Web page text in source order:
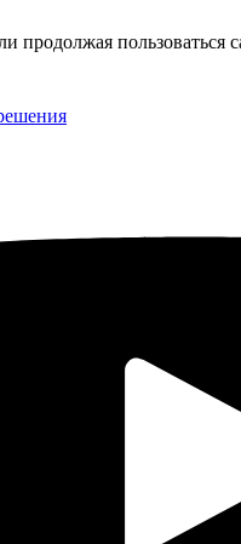
продолжая пользоваться